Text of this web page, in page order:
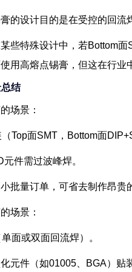
的设计目的是在受控的回流
些特殊设计中，若Bottom
用高熔点锡膏，但这在行业
结
场景 ：
Top面SMT，Bottom面
件需过波峰焊。
批量订单，可省去制作昂贵
场景 ：
面或双面回流焊）。
元件（如01005、BGA）贴